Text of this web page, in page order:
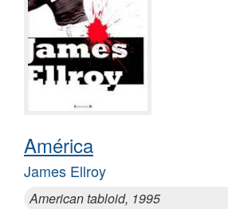
América
James Ellroy
American tabloid, 1995